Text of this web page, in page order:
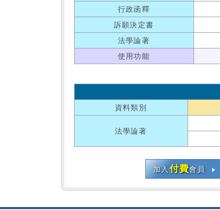
行政函釋
訴願決定書
法學論著
使用功能
資料類別
法學論著
加入付費會員